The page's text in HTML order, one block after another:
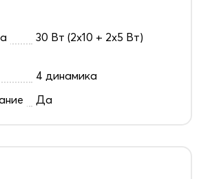
30 Вт (2х10 + 2х5 Вт)
4 динамика
Да